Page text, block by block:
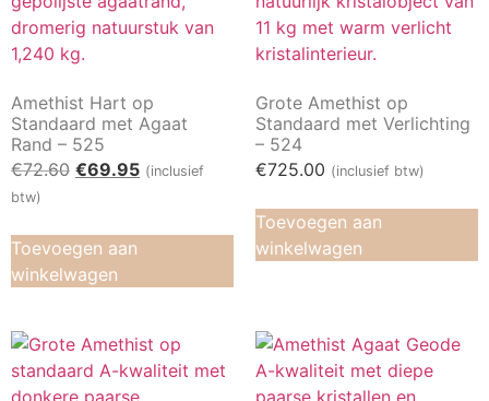
Amethist Hart op
Standaard met Agaat
Rand – 525
€72.60 €69.95 (inclusief
btw)
Toevoegen aan
winkelwagen
Grote Amethist op
Standaard met Verlichting
– 524
€725.00 (inclusief btw)
Toevoegen aan
winkelwagen